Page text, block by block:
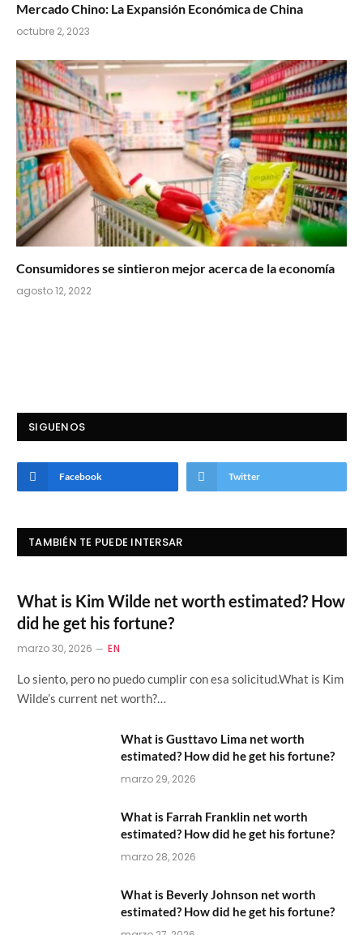
Mercado Chino: La Expansión Económica de China
octubre 2, 2023
Consumidores se sintieron mejor acerca de la economía
agosto 12, 2022
SIGUENOS
Facebook Twitter
TAMBIÉN TE PUEDE INTERSAR
What is Kim Wilde net worth estimated? How
did he get his fortune?
marzo 30, 2026 EN
Lo siento, pero no puedo cumplir con esa solicitud.What is Kim
Wilde’s current net worth?…
What is Gusttavo Lima net worth
estimated? How did he get his fortune?
marzo 29, 2026
What is Farrah Franklin net worth
estimated? How did he get his fortune?
marzo 28, 2026
What is Beverly Johnson net worth
estimated? How did he get his fortune?